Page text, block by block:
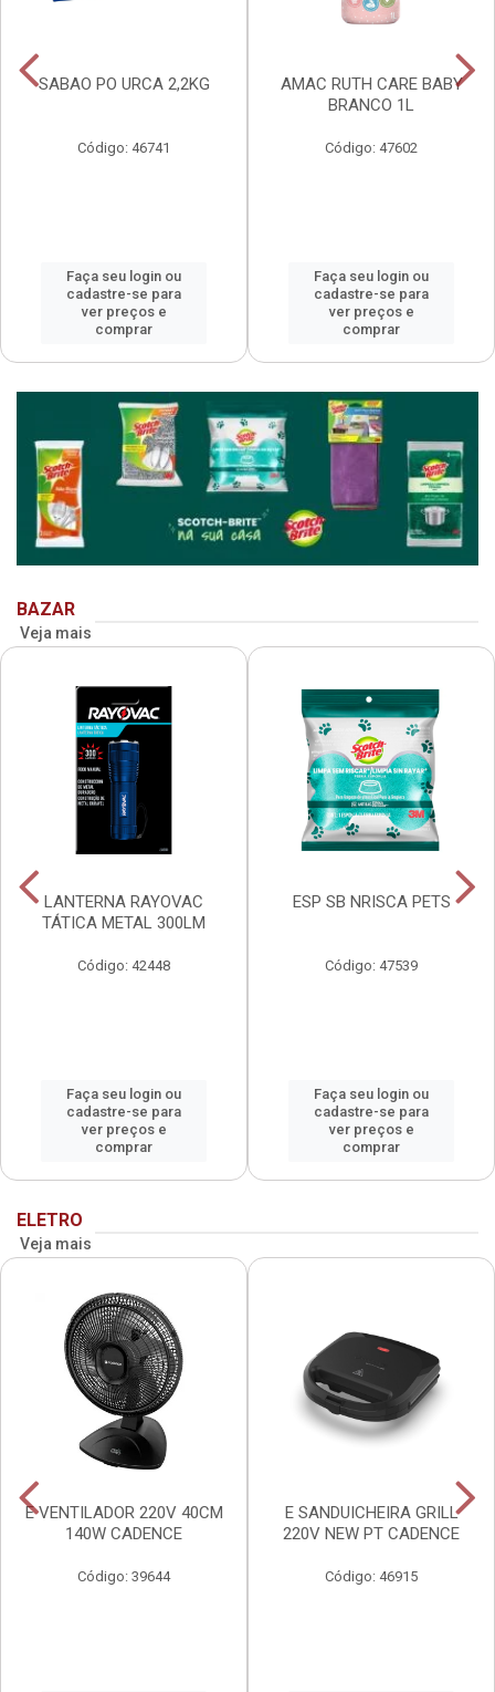
SABAO PO URCA 2,2KG
Código: 46741
Faça seu login ou
cadastre-se para
ver preços e
comprar
AMAC RUTH CARE BABY
BRANCO 1L
Código: 47602
Faça seu login ou
cadastre-se para
ver preços e
comprar
BAZAR
Veja mais
LANTERNA RAYOVAC
TÁTICA METAL 300LM
Código: 42448
Faça seu login ou
cadastre-se para
ver preços e
comprar
ESP SB NRISCA PETS
Código: 47539
Faça seu login ou
cadastre-se para
ver preços e
comprar
ELETRO
Veja mais
E VENTILADOR 220V 40CM
140W CADENCE
Código: 39644
E SANDUICHEIRA GRILL
220V NEW PT CADENCE
Código: 46915